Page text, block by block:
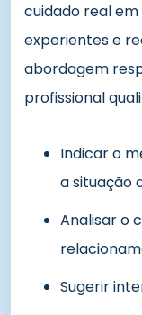
cuidado real
experientes e
abordagem
profissional
Indicar o
a situação
Analisar o
Sugerir